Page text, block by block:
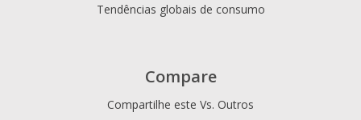
Tendências globais de consumo
Compare
Compartilhe este Vs. Outros